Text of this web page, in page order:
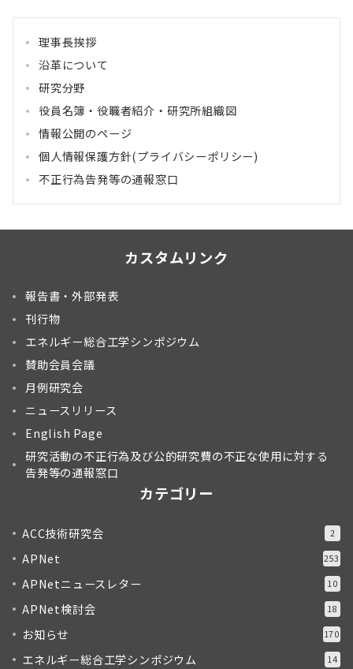
理事長挨拶
沿革について
研究分野
役員名簿・役職者紹介・研究所組織図
情報公開のページ
個人情報保護方針(プライバシーポリシー)
不正行為告発等の通報窓口
カスタムリンク
報告書・外部発表
刊行物
エネルギー総合工学シンポジウム
賛助会員会議
月例研究会
ニュースリリース
English Page
研究活動の不正行為及び公的研究費の不正な使用に対する
告発等の通報窓口
カテゴリー
ACC技術研究会 2
APNet 253
APNetニュースレター 10
APNet検討会 18
お知らせ 170
エネルギー総合工学シンポジウム 14